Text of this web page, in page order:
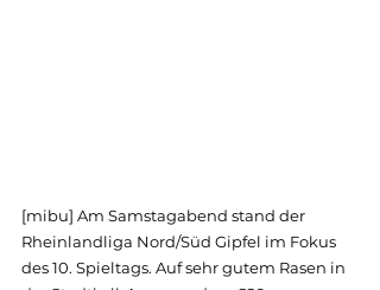
[mibu] Am Samstagabend stand der
Rheinlandliga Nord/Süd Gipfel im Fokus
des 10. Spieltags. Auf sehr gutem Rasen in